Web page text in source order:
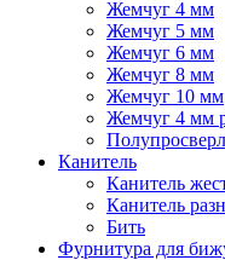
Жемчуг 4 мм
Жемчуг 5 мм
Жемчуг 6 мм
Жемчуг 8 мм
Жемчуг 10 мм
Жемчуг 4 мм
Канитель
Канитель
Канитель
Бить
Фурнитура для